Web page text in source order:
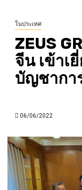
ในประเทศ
ZEUS
จีน เข้าเ
บัญชากา
06/06/2022